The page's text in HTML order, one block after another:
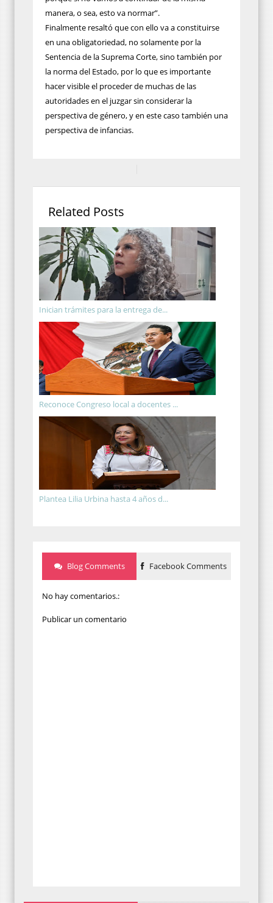
manera, o sea, esto va normar”.
Finalmente resaltó que con ello va a constituirse
en una obligatoriedad, no solamente por la
Sentencia de la Suprema Corte, sino también por
la norma del Estado, por lo que es importante
hacer visible el proceder de muchas de las
autoridades en el juzgar sin considerar la
perspectiva de género, y en este caso también una
perspectiva de infancias.
Related Posts
Inician trámites para la entrega de...
Reconoce Congreso local a docentes ...
Plantea Lilia Urbina hasta 4 años d...
Blog Comments Facebook Comments
No hay comentarios.:
Publicar un comentario